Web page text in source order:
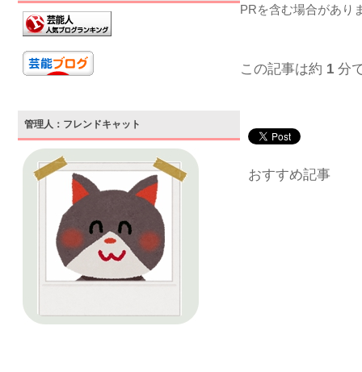
PRを含む場合があり
この記事は約 1 分
おすすめ記事
管理人：フレンドキャット